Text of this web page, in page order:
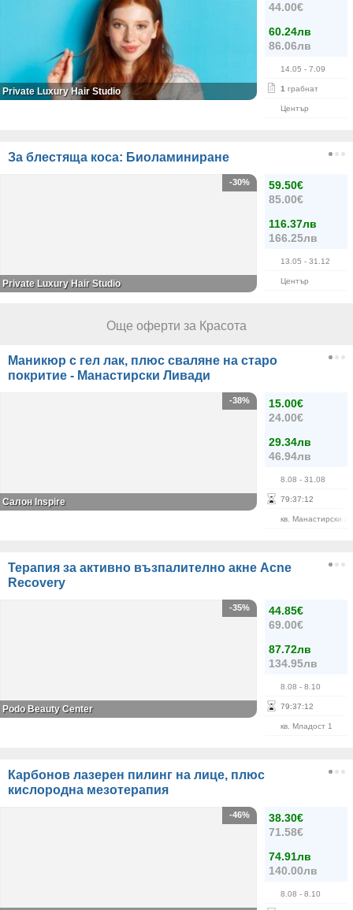
44.00€
60.24лв
86.06лв
14.05 - 7.09
1 грабнат
Център
Private Luxury Hair Studio
За блестяща коса: Биоламиниране
59.50€
85.00€
116.37лв
166.25лв
13.05 - 31.12
Център
-30%
Private Luxury Hair Studio
Още оферти за Красота
Маникюр с гел лак, плюс сваляне на старо
покритие - Манастирски Ливади
15.00€
24.00€
29.34лв
46.94лв
8.08 - 31.08
79:37:12
кв. Манастирски
-38%
Салон Inspire
Терапия за активно възпалително акне Acne
Recovery
44.85€
69.00€
87.72лв
134.95лв
8.08 - 8.10
79:37:12
кв. Младост 1
-35%
Podo Beauty Center
Карбонов лазерен пилинг на лице, плюс
кислородна мезотерапия
38.30€
71.58€
74.91лв
140.00лв
8.08 - 8.10
-46%